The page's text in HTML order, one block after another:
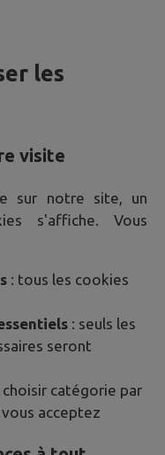
les
visite
sur notre site, un
s'affiche. Vous
: tous les cookies
: seuls les
seront
choisir catégorie par
acceptez